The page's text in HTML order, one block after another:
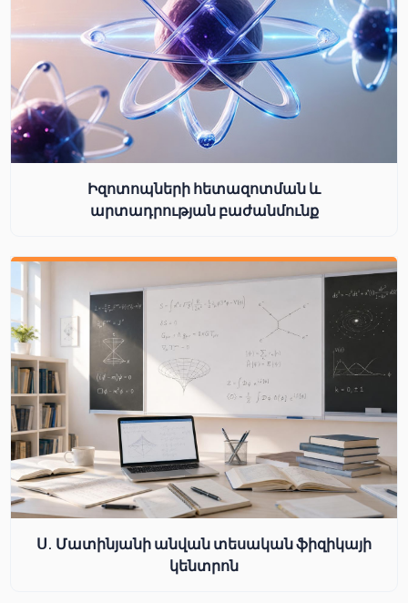
Իզոտոպների հետազոտման և
արտադրության բաժանմունք
Ս. Մատինյանի անվան տեսական ֆիզիկայի
կենտրոն